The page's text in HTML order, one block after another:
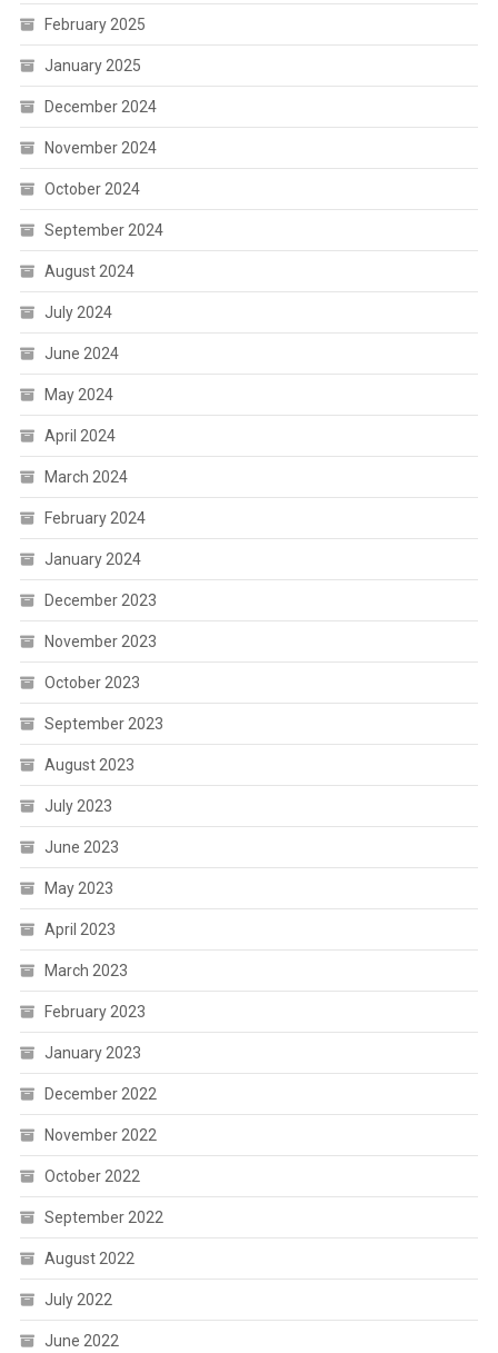
February 2025
January 2025
December 2024
November 2024
October 2024
September 2024
August 2024
July 2024
June 2024
May 2024
April 2024
March 2024
February 2024
January 2024
December 2023
November 2023
October 2023
September 2023
August 2023
July 2023
June 2023
May 2023
April 2023
March 2023
February 2023
January 2023
December 2022
November 2022
October 2022
September 2022
August 2022
July 2022
June 2022